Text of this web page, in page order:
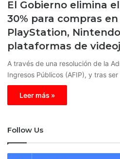
El Gobierno elimina
30% para compras
PlayStation,
plataformas de
A través de una resolución de la
Ingresos Públicos (AFIP), y tras
Leer más »
Follow Us